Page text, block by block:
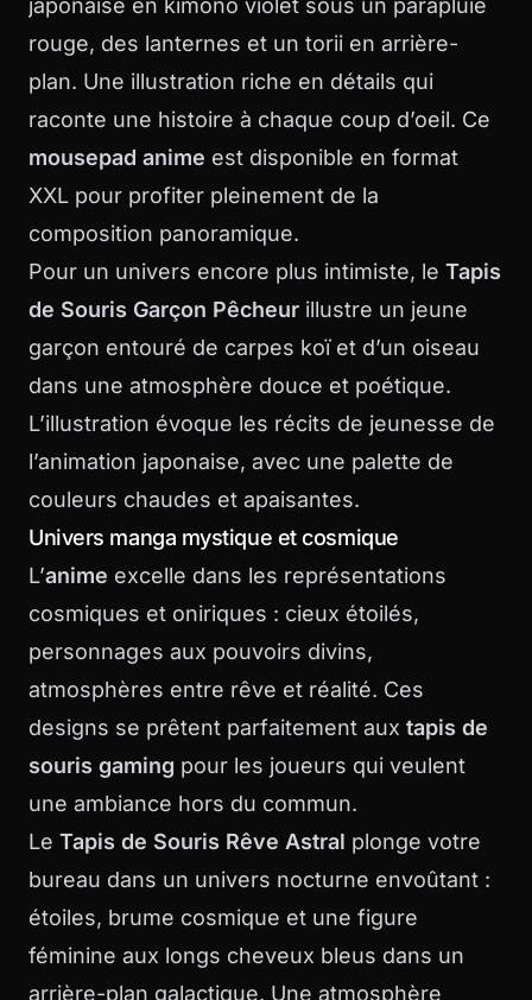
japonaise en kimono violet sous un parapluie
rouge, des lanternes et un torii en arrière-
plan. Une illustration riche en détails qui
raconte une histoire à chaque coup d’oeil. Ce
mousepad anime est disponible en format
XXL pour profiter pleinement de la
composition panoramique.
Pour un univers encore plus intimiste, le Tapis
de Souris Garçon Pêcheur illustre un jeune
garçon entouré de carpes koï et d’un oiseau
dans une atmosphère douce et poétique.
L’illustration évoque les récits de jeunesse de
l’animation japonaise, avec une palette de
couleurs chaudes et apaisantes.
Univers manga mystique et cosmique
L’anime excelle dans les représentations
cosmiques et oniriques : cieux étoilés,
personnages aux pouvoirs divins,
atmosphères entre rêve et réalité. Ces
designs se prêtent parfaitement aux tapis de
souris gaming pour les joueurs qui veulent
une ambiance hors du commun.
Le Tapis de Souris Rêve Astral plonge votre
bureau dans un univers nocturne envoûtant :
étoiles, brume cosmique et une figure
féminine aux longs cheveux bleus dans un
arrière-plan galactique. Une atmosphère